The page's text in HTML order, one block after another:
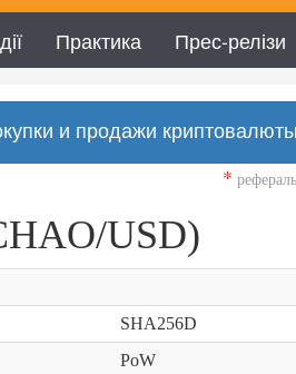
Практика Прес-релізи
и продажи криптовалюты
*
USD)
SHA256D
PoW